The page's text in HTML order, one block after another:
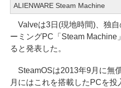
ALIENWARE Steam Machine
Valveは3日(現地時間)、独
ーミングPC「Steam Machine
ると発表した。
SteamOSは2013年9月に無
月にはこれを搭載したPCを